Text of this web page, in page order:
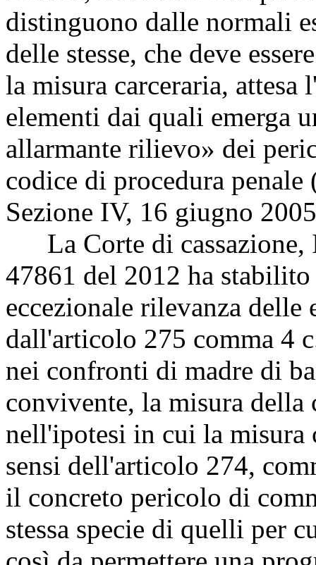
distinguono dalle normali
delle stesse, che deve
la misura carceraria,
elementi dai quali emerga
allarmante rilievo» dei
codice di procedura penale
Sezione IV, 16 giugno
La Corte di cassazione, I
47861 del 2012 ha
eccezionale rilevanza delle
dall'articolo 275 comma 4
nei confronti di madre di
convivente, la misura della
nell'ipotesi in cui la misura
sensi dell'articolo 274,
il concreto pericolo di
stessa specie di quelli per